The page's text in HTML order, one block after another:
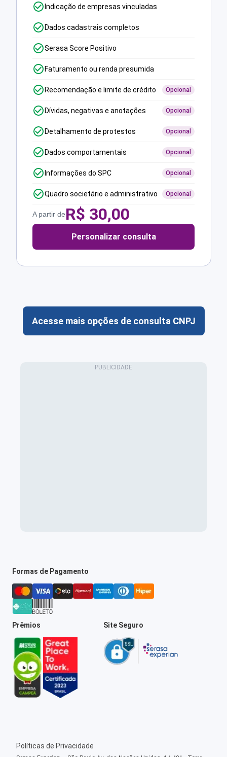
Indicação de empresas vinculadas
Dados cadastrais completos
Serasa Score Positivo
Faturamento ou renda presumida
Recomendação e limite de crédito Opcional
Dívidas, negativas e anotações Opcional
Detalhamento de protestos Opcional
Dados comportamentais Opcional
Informações do SPC Opcional
Quadro societário e administrativo Opcional
A partir deR$ 30,00
Personalizar consulta
Acesse mais opções de consulta CNPJ
Formas de Pagamento
Prêmios Site Seguro
Políticas de Privacidade